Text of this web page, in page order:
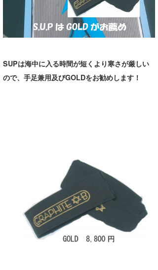
SUPは海中に入る時間が短くより寒さが厳しい
ので、手足兼用及びGOLDをお勧めします！
上條将美
SancheZ
ゴン
chappy
Romisea